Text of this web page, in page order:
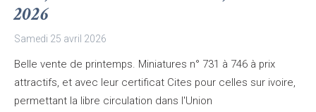
2026
Samedi 25 avril 2026
Belle vente de printemps. Miniatures n° 731 à 746 à prix
attractifs, et avec leur certificat Cites pour celles sur ivoire,
permettant la libre circulation dans l'Union